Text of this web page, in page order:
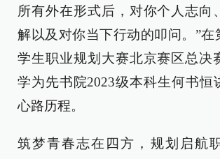
所有外在形式后，对你个人志向
解以及对你当下行动的叩问。”在
学生职业规划大赛北京赛区总决
学为先书院2023级本科生何书恒
心路历程。
筑梦青春志在四方，规划启航